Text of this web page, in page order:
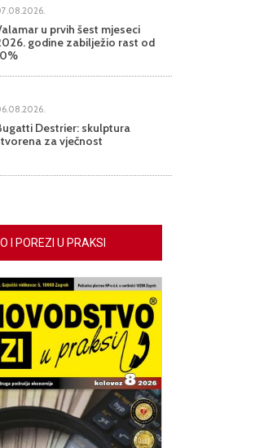
u prvih šest mjeseci
godine zabilježio rast od
Destrier: skulptura
za vječnost
I POREZI U PRAKSI